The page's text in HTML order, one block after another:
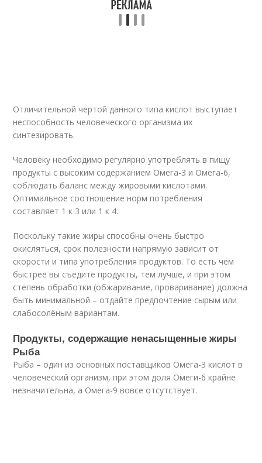
Отличительной чертой данного типа кислот выступает
неспособность человеческого организма их
синтезировать.
Человеку необходимо регулярно употреблять в пищу
продукты с высоким содержанием Омега-3 и Омега-6,
соблюдать баланс между жировыми кислотами.
Оптимальное соотношение норм потребления
составляет 1 к 3 или 1 к 4.
Поскольку такие жиры способны очень быстро
окисляться, срок полезности напрямую зависит от
скорости и типа употребления продуктов. То есть чем
быстрее вы съедите продукты, тем лучше, и при этом
степень обработки (обжаривание, проваривание) должна
быть минимальной – отдайте предпочтение сырым или
слабосолёным вариантам.
Продукты, содержащие ненасыщенные жиры
Рыба
Рыба – один из основных поставщиков Омега-3 кислот в
человеческий организм, при этом доля Омеги-6 крайне
незначительна, а Омега-9 вовсе отсутствует.